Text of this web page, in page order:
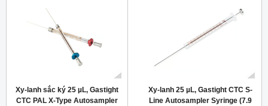
Xy-lanh sắc ký 25 µL, Gastight
CTC PAL X-Type Autosampler
Xy-lanh 25 µL, Gastight CTC S-
Line Autosampler Syringe (7.9